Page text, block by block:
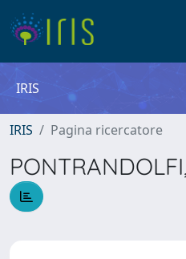
IRIS
IRIS Pagina ricercatore